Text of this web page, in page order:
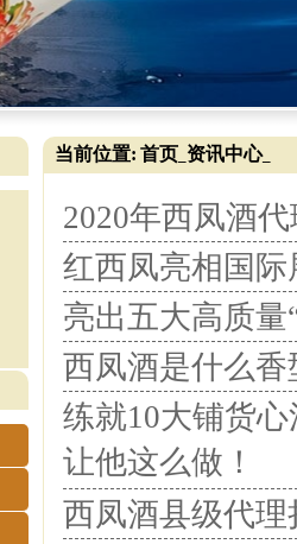
当前位置: 首页 资讯中心_
2020年西凤酒
红西凤亮相国
亮出五大高质量
西凤酒是什么
练就10大铺货
让他这么做！
西凤酒县级代理